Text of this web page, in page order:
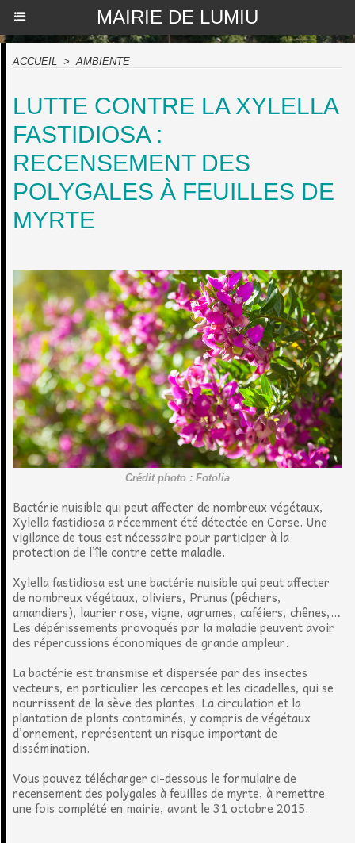
MAIRIE DE LUMIU
ACCUEIL > AMBIENTE
LUTTE CONTRE LA XYLELLA
FASTIDIOSA :
RECENSEMENT DES
POLYGALES À FEUILLES DE
MYRTE
Crédit photo : Fotolia
Bactérie nuisible qui peut affecter de nombreux végétaux,
Xylella fastidiosa a récemment été détectée en Corse. Une
vigilance de tous est nécessaire pour participer à la
protection de l’île contre cette maladie.
Xylella fastidiosa est une bactérie nuisible qui peut affecter
de nombreux végétaux, oliviers, Prunus (pêchers,
amandiers), laurier rose, vigne, agrumes, caféiers, chênes,…
Les dépérissements provoqués par la maladie peuvent avoir
des répercussions économiques de grande ampleur.
La bactérie est transmise et dispersée par des insectes
vecteurs, en particulier les cercopes et les cicadelles, qui se
nourrissent de la sève des plantes. La circulation et la
plantation de plants contaminés, y compris de végétaux
d’ornement, représentent un risque important de
dissémination.
Vous pouvez télécharger ci-dessous le formulaire de
recensement des polygales à feuilles de myrte, à remettre
une fois complété en mairie, avant le 31 octobre 2015.